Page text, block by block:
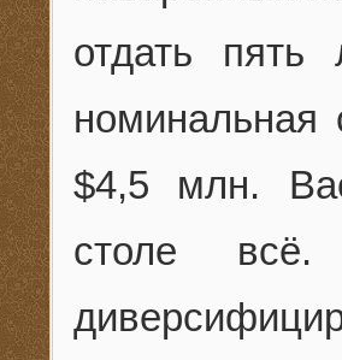
отдать пять
номинальная
$4,5 млн.
столе всё.